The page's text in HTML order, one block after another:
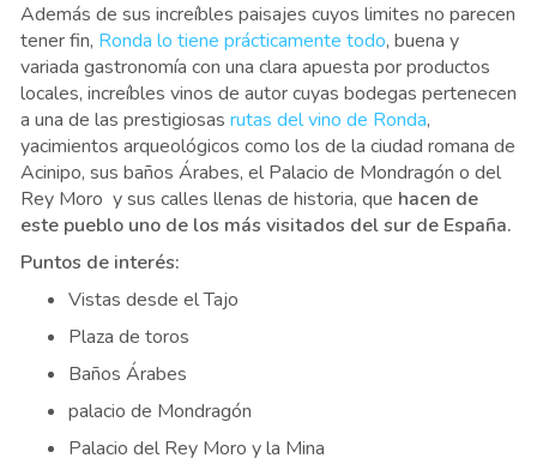
Además de sus increíbles paisajes cuyos limites no parecen
tener fin, Ronda lo tiene prácticamente todo, buena y
variada gastronomía con una clara apuesta por productos
locales, increíbles vinos de autor cuyas bodegas pertenecen
a una de las prestigiosas rutas del vino de Ronda,
yacimientos arqueológicos como los de la ciudad romana de
Acinipo, sus baños Árabes, el Palacio de Mondragón o del
Rey Moro y sus calles llenas de historia, que hacen de
este pueblo uno de los más visitados del sur de España.
Puntos de interés:
Vistas desde el Tajo
Plaza de toros
Baños Árabes
palacio de Mondragón
Palacio del Rey Moro y la Mina